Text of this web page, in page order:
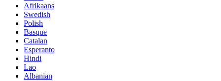
Afrikaans
Swedish
Polish
Basque
Catalan
Esperanto
Hindi
Lao
Albanian